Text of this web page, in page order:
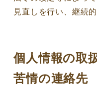
見直しを行い、継続
個人情報の取
苦情の連絡先